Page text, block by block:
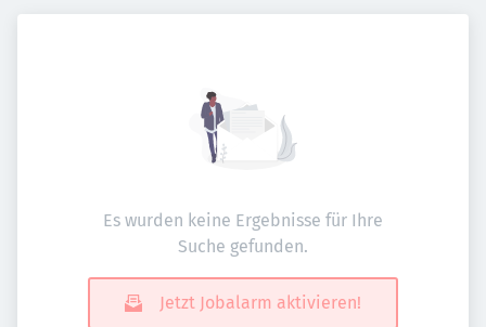
Es wurden keine Ergebnisse für Ihre
Suche gefunden.
Jetzt Jobalarm aktivieren!